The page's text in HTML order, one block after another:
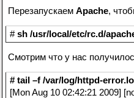
Перезапускаем Apache,
#sh /usr/local/etc/rc.d/
Смотрим что у нас
# tail –f /var/log/httpd-
[Mon Aug 10 02:42:21 2009]